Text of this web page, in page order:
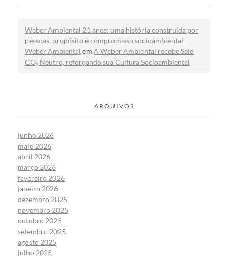
Weber Ambiental 21 anos: uma história construída por
pessoas, propósito e compromisso socioambiental –
Weber Ambiental em A Weber Ambiental recebe Selo
CO₂ Neutro, reforçando sua Cultura Socioambiental
ARQUIVOS
junho 2026
maio 2026
abril 2026
março 2026
fevereiro 2026
janeiro 2026
dezembro 2025
novembro 2025
outubro 2025
setembro 2025
agosto 2025
julho 2025